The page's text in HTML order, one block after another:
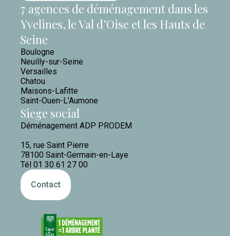
7 agences de déménagement dans les
Yvelines, le Val d’Oise et les Hauts de
Seine
Boulogne
Neuilly-sur-Seine
Versailles
Chatou
Maisons-Lafitte
Saint-Ouen-L’Aumone
Siege social
Déménagement ADP PRODEM
15, rue Saint Pierre
78100 Saint-Germain-en-Laye
Tél 01 30 61 27 00
Contact